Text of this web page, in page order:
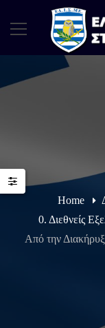
Home
0. Διεθνείς
Από την